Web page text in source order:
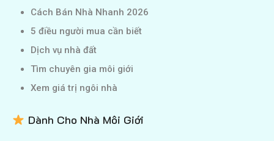
Cách Bán Nhà Nhanh 2026
5 điều người mua cần biết
Dịch vụ nhà đất
Tìm chuyên gia môi giới
Xem giá trị ngôi nhà
Dành Cho Nhà Môi Giới